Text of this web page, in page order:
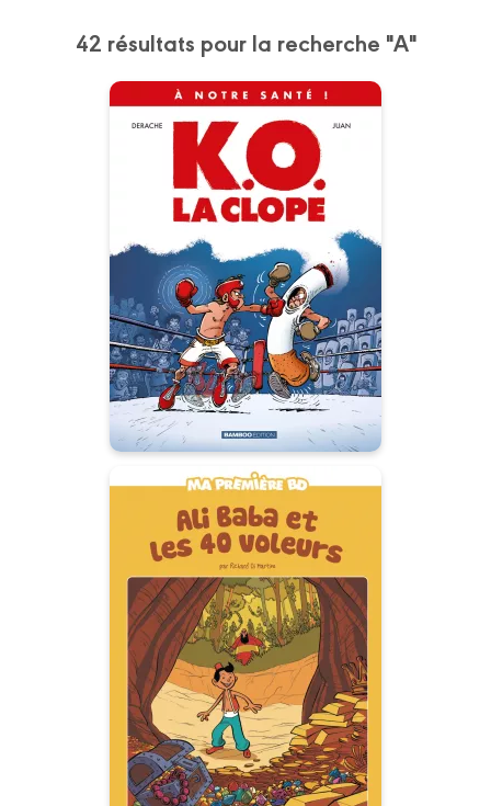
42 résultats pour la recherche "A"
À NOTRE SANTÉ
Tome 01
Date de parution :
01/04/2026
Arrêter de fumer, c’est pas
facile… mais c’est plus marrant
à plusieurs !
Ali Baba et les 40
voleurs
Date de parution :
31/05/2017
Le conte des 1001 nuits en BD
pour les tout-petits.